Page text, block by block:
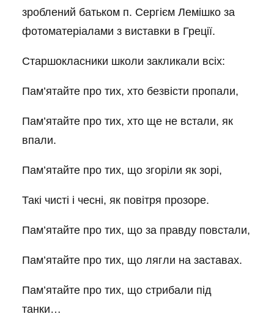
зроблений батьком п. Сергієм Лемішко за
фотоматеріалами з виставки в Греції.
Старшокласники школи закликали всіх:
Пам’ятайте про тих, хто безвісти пропали,
Пам’ятайте про тих, хто ще не встали, як
впали.
Пам’ятайте про тих, що згоріли як зорі,
Такі чисті і чесні, як повітря прозоре.
Пам’ятайте про тих, що за правду повстали,
Пам’ятайте про тих, що лягли на заставах.
Пам’ятайте про тих, що стрибали під
танки…